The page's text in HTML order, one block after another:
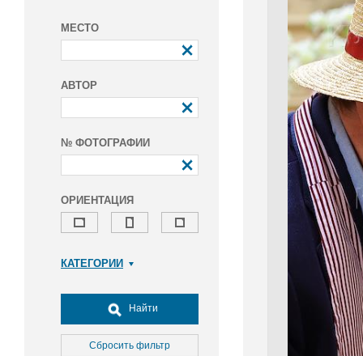
МЕСТО
АВТОР
№ ФОТОГРАФИИ
ОРИЕНТАЦИЯ
КАТЕГОРИИ
Досуг, туризм и отдых
Культура
Медицина
Найти
Сбросить фильтр